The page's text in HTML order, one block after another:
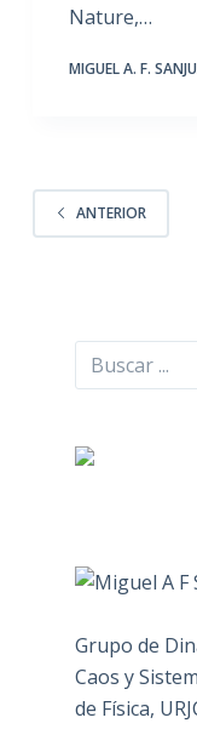
Nature,…
MIGUEL A. F.
ANTERIOR
Buscar
Grupo de
Caos y
de Física,